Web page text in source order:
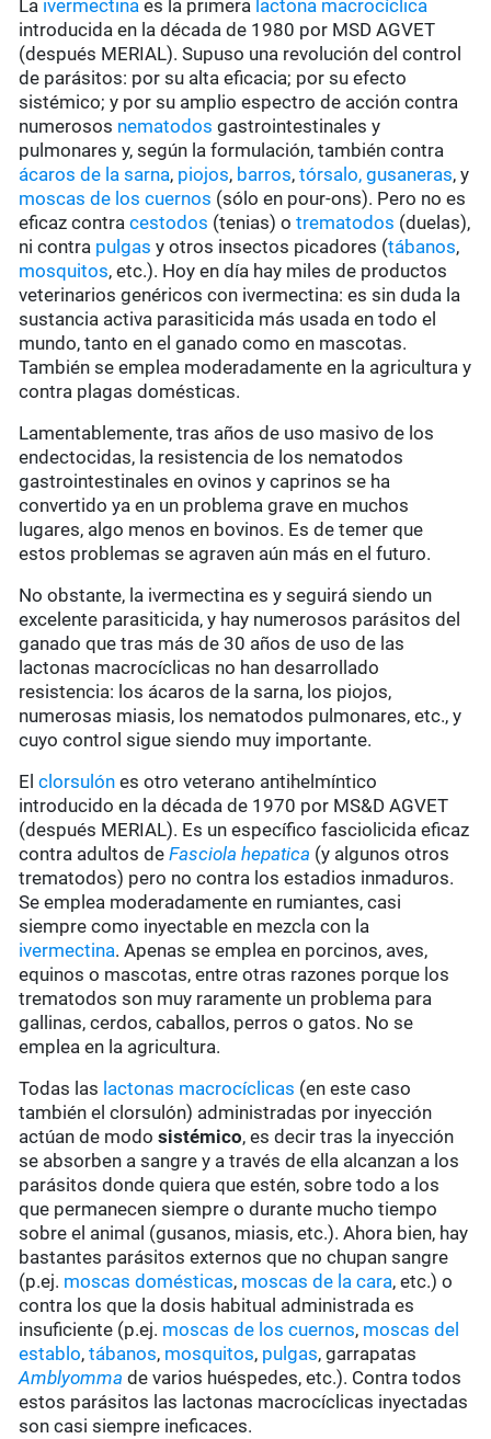
La ivermectina es la primera lactona macrocíclica
introducida en la década de 1980 por MSD AGVET
(después MERIAL). Supuso una revolución del control
de parásitos: por su alta eficacia; por su efecto
sistémico; y por su amplio espectro de acción contra
numerosos nematodos gastrointestinales y
pulmonares y, según la formulación, también contra
ácaros de la sarna, piojos, barros,tórsalo,gusaneras, y
moscas de los cuernos (sólo en pour-ons). Pero no es
eficaz contracestodos (tenias) otrematodos (duelas),
ni contra pulgas y otros insectos picadores (tábanos,
mosquitos, etc.). Hoy en día hay miles de productos
veterinarios genéricos con ivermectina: es sin duda la
sustancia activa parasiticida más usada en todo el
mundo, tanto en el ganado como en mascotas.
También se emplea moderadamente en la agricultura y
contra plagas domésticas.
Lamentablemente, tras años de uso masivo de los
endectocidas, la resistencia de los nematodos
gastrointestinales en ovinos y caprinos se ha
convertido ya en un problema grave en muchos
lugares, algo menos en bovinos. Es de temer que
estos problemas se agraven aún más en el futuro.
No obstante, la ivermectina es y seguirá siendo un
excelente parasiticida, y hay numerosos parásitos del
ganado que tras más de 30 años de uso de las
lactonas macrocíclicas no han desarrollado
resistencia: los ácaros de la sarna, los piojos,
numerosas miasis, los nematodos pulmonares, etc., y
cuyo control sigue siendo muy importante.
Elclorsulón es otro veterano antihelmíntico
introducido en la década de 1970 por MS&D AGVET
(después MERIAL). Es un específico fasciolicida eficaz
contra adultos deFasciola hepatica (y algunos otros
trematodos) pero no contra los estadios inmaduros.
Se emplea moderadamente en rumiantes, casi
siempre como inyectable en mezcla con la
ivermectina. Apenas se emplea en porcinos, aves,
equinos o mascotas, entre otras razones porque los
trematodos son muy raramente un problema para
gallinas, cerdos, caballos, perros o gatos. No se
emplea en la agricultura.
Todas las lactonas macrocíclicas (en este caso
también el clorsulón) administradas por inyección
actúan de modosistémico, es decir tras la inyección
se absorben a sangre y a través de ella alcanzan a los
parásitos donde quiera que estén, sobre todo a los
que permanecen siempre o durante mucho tiempo
sobre el animal (gusanos, miasis, etc.). Ahora bien, hay
bastantes parásitos externos que no chupan sangre
(p.ej. moscas domésticas, moscas de la cara, etc.) o
contra los que la dosis habitual administrada es
insuficiente (p.ej. moscas de los cuernos, moscas del
establo,tábanos, mosquitos, pulgas, garrapatas
Amblyomma de varios huéspedes, etc.). Contra todos
estos parásitos las lactonas macrocíclicas inyectadas
son casi siempre ineficaces.